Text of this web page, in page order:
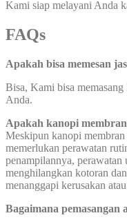
Kami siap melayani Anda
FAQs
Apakah bisa memesan
Bisa, Kami bisa
Anda.
Apakah kanopi
Meskipun kanopi
memerlukan perawatan
penampilannya,
menghilangkan kotoran
menanggapi kerusakan
Bagaimana pemasangan